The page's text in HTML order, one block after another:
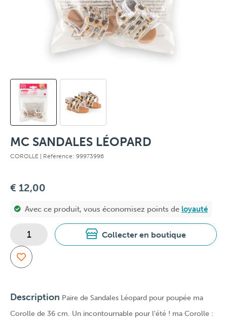
MC SANDALES LÉOPARD
COROLLE | Référence: 99973996
€ 12,00
Avec ce produit, vous économisez points de loyauté
Collecter en boutique
Description Paire de Sandales Léopard pour poupée ma
Corolle de 36 cm. Un incontournable pour l'été ! ma Corolle :